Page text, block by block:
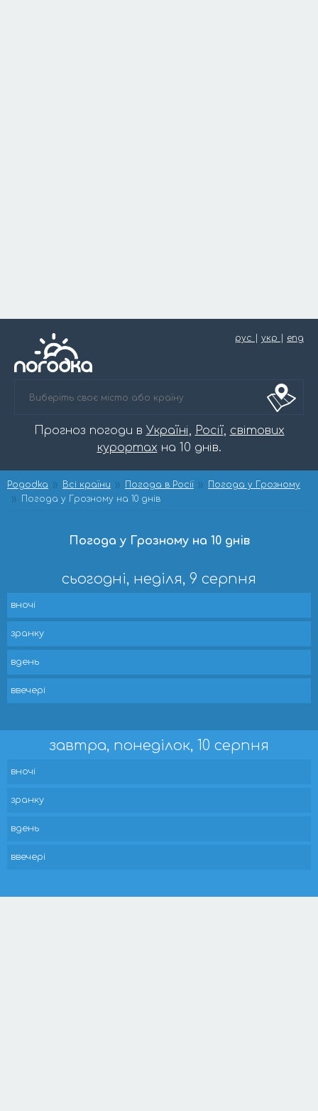
рус укр eng
Прогноз погоди в Україні, Росії, світових
курортах на 10 днів.
Pogodka Всі країни Погода в Росії
Погода у Грозному
Погода у Грозному на 10 днів
Погода у Грозному на 10 днів
сьогодні, неділя, 9 серпня
вночі
зранку
вдень
ввечері
завтра, понеділок, 10 серпня
вночі
зранку
вдень
ввечері